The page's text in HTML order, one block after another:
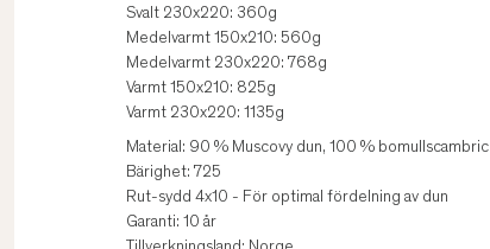
Svalt 230x220: 360g
Medelvarmt 150x210: 560g
Medelvarmt 230x220: 768g
Varmt 150x210: 825g
Varmt 230x220: 1135g
Material: 90 % Muscovy dun, 100 % bomullscambric
Bärighet: 725
Rut-sydd 4x10 - För optimal fördelning av dun
Garanti: 10 år